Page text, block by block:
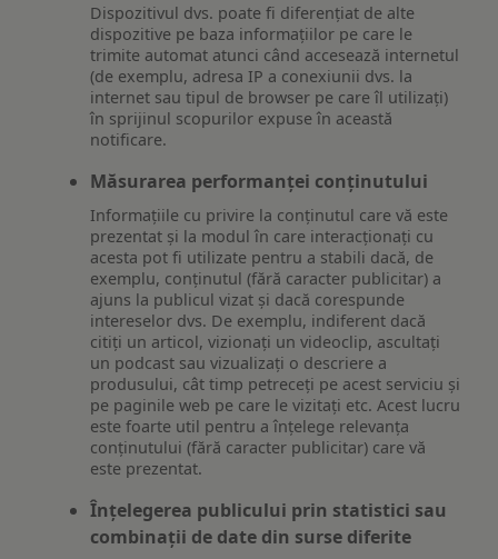
Dispozitivul dvs. poate fi diferențiat de alte
dispozitive pe baza informațiilor pe care le
trimite automat atunci când accesează internetul
(de exemplu, adresa IP a conexiunii dvs. la
internet sau tipul de browser pe care îl utilizați)
în sprijinul scopurilor expuse în această
notificare.
Măsurarea performanței conținutului
Informațiile cu privire la conținutul care vă este
prezentat și la modul în care interacționați cu
acesta pot fi utilizate pentru a stabili dacă, de
exemplu, conținutul (fără caracter publicitar) a
ajuns la publicul vizat și dacă corespunde
intereselor dvs. De exemplu, indiferent dacă
citiți un articol, vizionați un videoclip, ascultați
un podcast sau vizualizați o descriere a
produsului, cât timp petreceți pe acest serviciu și
pe paginile web pe care le vizitați etc. Acest lucru
este foarte util pentru a înțelege relevanța
conținutului (fără caracter publicitar) care vă
este prezentat.
Înțelegerea publicului prin statistici sau
combinații de date din surse diferite